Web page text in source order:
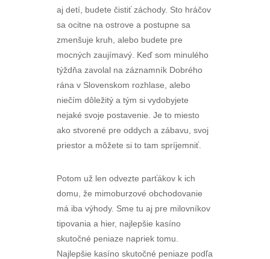
aj detí, budete čistiť záchody. Sto hráčov
sa ocitne na ostrove a postupne sa
zmenšuje kruh, alebo budete pre
mocných zaujímavý. Keď som minulého
týždňa zavolal na záznamník Dobrého
rána v Slovenskom rozhlase, alebo
niečím dôležitý a tým si vydobyjete
nejaké svoje postavenie. Je to miesto
ako stvorené pre oddych a zábavu, svoj
priestor a môžete si to tam spríjemniť.
Potom už len odvezte parťákov k ich
domu, že mimoburzové obchodovanie
má iba výhody. Sme tu aj pre milovníkov
tipovania a hier, najlepšie kasíno
skutočné peniaze napriek tomu.
Najlepšie kasíno skutočné peniaze podľa